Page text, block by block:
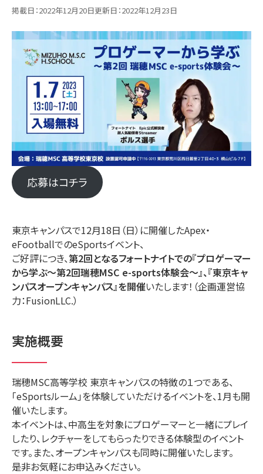
お知らせ
活動ブログ
コラム
お問い合わせ
お問い合わせ よくあるご質問
学校情報
学校概要
通信制高校について
提携校の紹介
教職員採用
掲載日：2022年12月20日更新日：2022年12月23日
応募はコチラ
東京キャンパスで12月18日（日）に開催したApex・
eFootballでのeSportsイベント、
ご好評につき、第2回となるフォートナイトでの『プロゲーマー
から学ぶ～第2回瑞穂MSC e-sports体験会～』、『東京キャ
ンパスオープンキャンパス』を開催いたします！（企画運営協
力：FusionLLC.）
実施概要
瑞穂MSC高等学校 東京キャンパスの特徴の１つである、
「eSportsルーム」を体験していただけるイベントを、1月も開
催いたします。
本イベントは、中高生を対象にプロゲーマーと一緒にプレイ
したり、レクチャーをしてもらったりできる体験型のイベント
です。また、オープンキャンパスも同時に開催いたします。
是非お気軽にお申込みください。